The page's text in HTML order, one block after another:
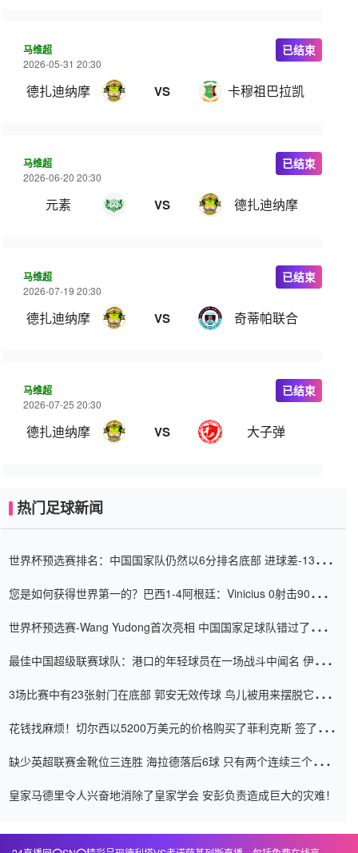
马维超
2026-05-31 20:30
德扎迪纳摩 VS 卡穆祖巴拉凯
已结束
马维超
2026-06-20 20:30
元素 VS 德扎迪纳摩
已结束
马维超
2026-07-19 20:30
德扎迪纳摩 VS 奇蒂帕联合
已结束
马维超
2026-07-25 20:30
德扎迪纳摩 VS 大子弹
已结束
热门足球新闻
世界杯预选赛排名：中国国家队仍然以6分排名底部 进球差-13令人
您是如何获得世界第一的？巴西1-4阿根廷：Vinicius 0射击90分钟
世界杯预选赛-Wang Yudong首次亮相 中国国家足球队错过了世界
最佳中国超级联赛球队：港口的年轻球员在一场战斗中闻名 伊万放
3场比赛中有23张射门在底部 郭安无效传球 鸟儿被用来摆脱它
花钱找麻烦！切尔西以5200万美元的价格购买了菲利克斯 签了7年
缺少英超联赛金靴位三连胜 海拉德落后6球 只有两个连续三个连续
皇家马德里令人兴奋地消除了皇家学会 安彭负责造成巨大的灾难！